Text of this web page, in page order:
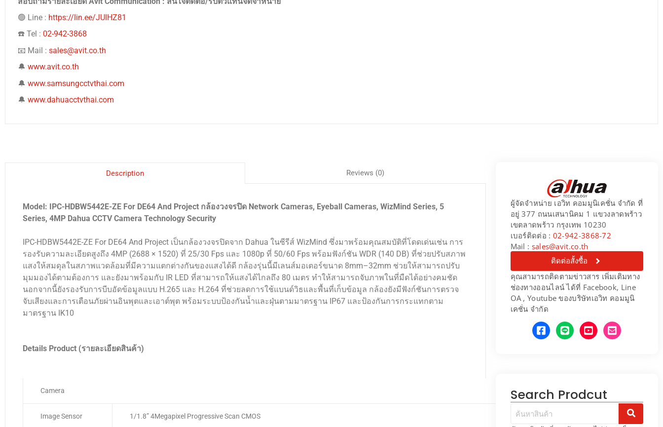
🟢 Line : https://lin.ee/JUIHZ81
☎️ Tel : 02-942-3868
📧 Mail : sales@avit.co.th
🔔 www.avit.co.th
🔔 www.samsungcctvthai.com
🔔 www.dahuacctvthai.com
Description Reviews (0)
Model: IPC-HDBW5442E-ZE For DE64 And Project กล้องวงจรปิด Network Cameras, Eyeball Cameras, WizMind Series, 5
Series, 4MP Dahua CCTV Camera Technology Security
IPC-HDBW5442E-ZE For DE64 And Project เป็นกล้องวงจรปิดจาก Dahua ในซีรีส์ WizMind ซึ่งมาพร้อมคุณสมบัติที่โดดเด่นเช่น การ
รองรับความละเอียดสูงถึง 4MP (2688 × 1520) ที่ 25/30 Fps และ 1080p ที่ 50/60 Fps พร้อมฟังก์ชัน WDR (140 DB) ที่ช่วยปรับสภาพ
แสงให้สมดุลในสภาพแวดล้อมที่มีความแตกต่างกันของแสงได้ดี กล้องรุ่นนี้มีเลนส์มอเตอร์ขนาด 8mm–32mm ช่วยให้สามารถปรับ
มุมมองได้ตามต้องการ และยังมาพร้อมกับ IR LED ที่สามารถให้แสงได้ไกลถึง 80 เมตร ทำให้สามารถจับภาพในที่มืดได้อย่างคมชัด
นอกจากนี้ยังรองรับการบีบอัดข้อมูลแบบ H.265 และ H.264 ที่ช่วยลดการใช้แบนด์วิธและพื้นที่เก็บข้อมูล กล้องยังมีฟังก์ชันการตรวจ
จับเสียงและการเตือนภัยผ่านอินพุตและเอาต์พุต พร้อมระบบป้องกันน้ำและฝุ่นตามมาตรฐาน IP67 และป้องกันการกระแทกตาม
มาตรฐาน IK10
Details Product (รายละเอียดสินค้า)
Camera
Image Sensor 1/1.8” 4Megapixel Progressive Scan CMOS
ผู้จัดจำหน่าย เอวิท คอมมูนิเคชั่น จำกัด ที่
อยู่ 377 ถนนเสนานิคม 1 แขวงลาดพร้าว
เขตลาดพร้าว กรุงเทพ 10230
เบอร์ติดต่อ : 02-942-3868-72
Mail : sales@avit.co.th
ติดต่อสั้งซื้อ
คุณสามารถติดตามข่าวสาร เพิ่มเติมทาง
ช่องทางออนไลน์ ได้ที่ Facebook, Line
OA , Youtube ของบริษัทเอวิท คอมมูนิ
เคชั่น จำกัด
Search Prodcut